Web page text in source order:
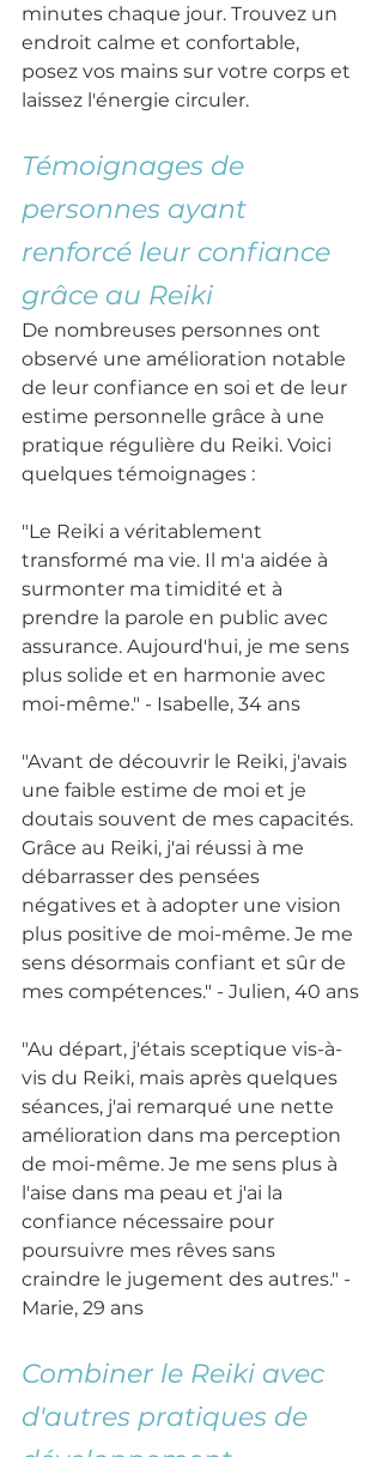
minutes chaque jour. Trouvez un
endroit calme et confortable,
posez vos mains sur votre corps et
laissez l'énergie circuler.
Témoignages de
personnes ayant
renforcé leur confiance
grâce au Reiki
De nombreuses personnes ont
observé une amélioration notable
de leur confiance en soi et de leur
estime personnelle grâce à une
pratique régulière du Reiki. Voici
quelques témoignages :
"Le Reiki a véritablement
transformé ma vie. Il m'a aidée à
surmonter ma timidité et à
prendre la parole en public avec
assurance. Aujourd'hui, je me sens
plus solide et en harmonie avec
moi-même." - Isabelle, 34 ans
"Avant de découvrir le Reiki, j'avais
une faible estime de moi et je
doutais souvent de mes capacités.
Grâce au Reiki, j'ai réussi à me
débarrasser des pensées
négatives et à adopter une vision
plus positive de moi-même. Je me
sens désormais confiant et sûr de
mes compétences." - Julien, 40 ans
"Au départ, j'étais sceptique vis-à-
vis du Reiki, mais après quelques
séances, j'ai remarqué une nette
amélioration dans ma perception
de moi-même. Je me sens plus à
l'aise dans ma peau et j'ai la
confiance nécessaire pour
poursuivre mes rêves sans
craindre le jugement des autres." -
Marie, 29 ans
Combiner le Reiki avec
d'autres pratiques de